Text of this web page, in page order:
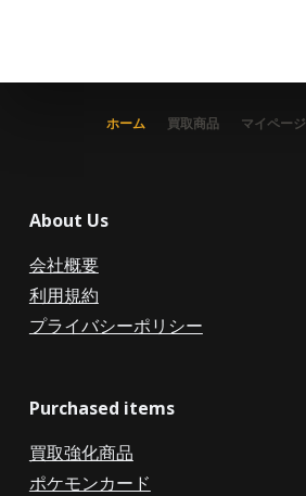
ホーム 買取商品 マイページ
About Us
会社概要
利用規約
プライバシーポリシー
Purchased items
買取強化商品
ポケモンカード